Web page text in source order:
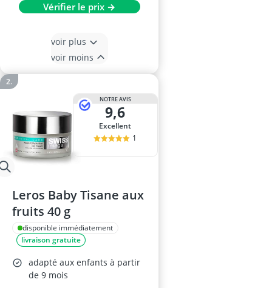
Vérifier le prix →
voir plus
voir moins
NOTRE AVIS
9,6
Excellent
1
Leros Baby Tisane aux
fruits 40 g
disponible immédiatement
livraison gratuite
adapté aux enfants à partir
de 9 mois